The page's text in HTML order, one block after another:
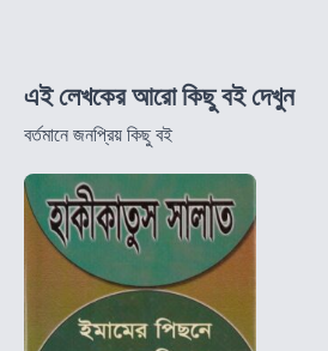
এই লেখকের আরো কিছু বই দেখুন
বর্তমানে জনপ্রিয় কিছু বই